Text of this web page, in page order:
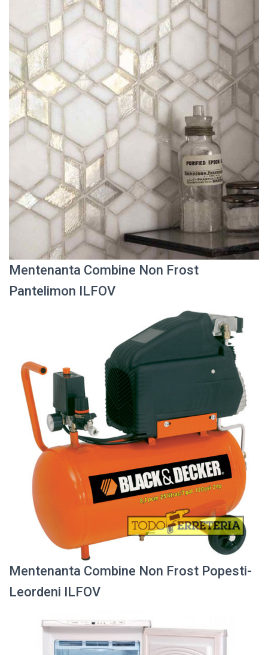
Mentenanta Combine Non Frost
Pantelimon ILFOV
Mentenanta Combine Non Frost Popesti-
Leordeni ILFOV